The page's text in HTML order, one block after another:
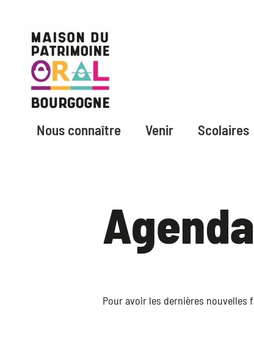
Nous connaître Venir Scolaires
Agenda
Pour avoir les dernières nouvelles